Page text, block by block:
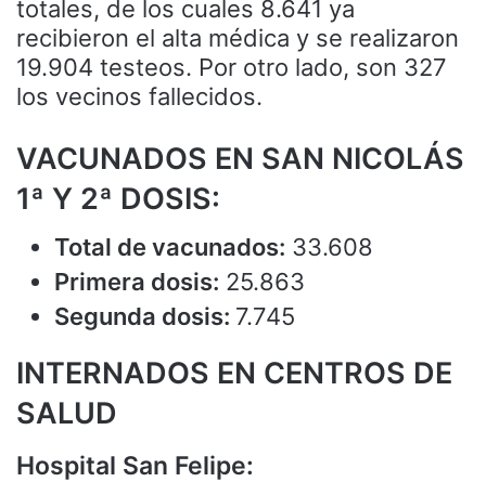
totales, de los cuales 8.641 ya
recibieron el alta médica y se realizaron
19.904 testeos. Por otro lado, son 327
los vecinos fallecidos.
VACUNADOS EN SAN NICOLÁS
1ª Y 2ª DOSIS:
Total de vacunados: 33.608
Primera dosis: 25.863
Segunda dosis: 7.745
INTERNADOS EN CENTROS DE
SALUD
Hospital San Felipe: